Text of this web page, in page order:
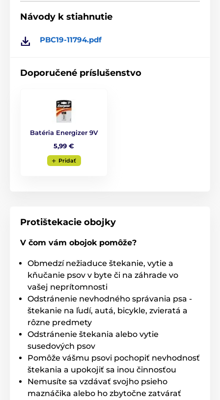
metrov. Zariadenie je vhodné na záhradu
psovi (do cca 3 metrov), kde pes najčastejšie šteká (u
dverí, okna... apod.)
Typ korekcie
využiť ako korekciu ultrazvukový signál,
ktorý je počuteľný len pre psov, nie pre
Batérie a nabíjanie
Vodotesnosť
Protištekacia jednotka PetSafe je
vodeodolná. Dá sa postaviť na stôl alebo
zavesiť do záhrady (napr. na strom, plot)
Počet psov
Protištekacia búdka PetSafe vysiela
ultrazvuk, je tak vhodná ako pre jedného
psa, tak pre viacerých psov od váhy 3,6 kg.
Návody k stiahnutie
PBC19-11794.pdf
Doporučené príslušenstvo
Batéria Energizer 9V
5,99 €
Pridať
Protištekacie obojky
V čom vám obojok pomôže?
Obmedzí nežiaduce štekanie, vytie a
kňučanie psov v byte či na záhrade vo
vašej neprítomnosti
Odstránenie nevhodného správania psa -
štekanie na ľudí, autá, bicykle, zvieratá a
rôzne predmety
Odstránenie štekania alebo vytie
susedových psov
Pomôže vášmu psovi pochopiť nevhodnosť
štekania a upokojiť sa inou činnosťou
Nemusíte sa vzdávať svojho psieho
maznáčika alebo ho zbytočne zatvárať